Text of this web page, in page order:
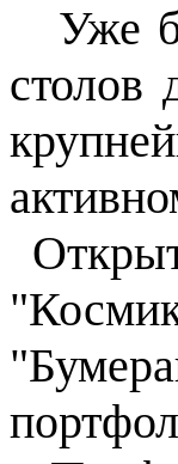
Уже
столов